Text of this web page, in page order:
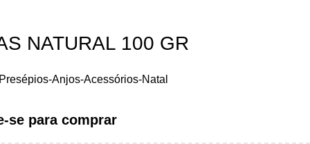
NATURAL 100 GR
Presépios-Anjos-Acessórios-Natal
se para comprar